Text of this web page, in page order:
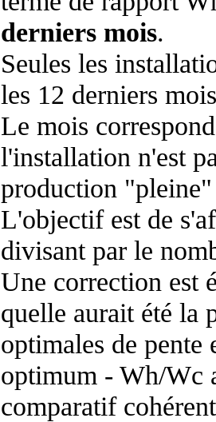
derniers mois.
Seules les
les 12 derniers
Le mois
l'installation n'est
production "pleine"
L'objectif est de
divisant par le
Une correction est
quelle aurait été la
optimales de
optimum - Wh/Wc
comparatif